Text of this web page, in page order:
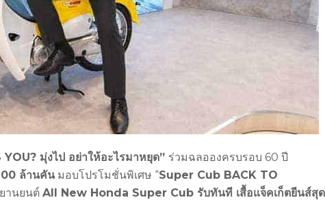
YOU? มุ่งไป อย่าให้อะไรมาหยุด” ร่วมฉลอองครบรอบ 60 ปี
ล้านคันมอบโปรโมชั่นพิเศษ “Super Cub BACK TO
านยนต์ All New Honda Super Cub รับทันที เสื้อแจ็คเก็ตยีนส์สุ